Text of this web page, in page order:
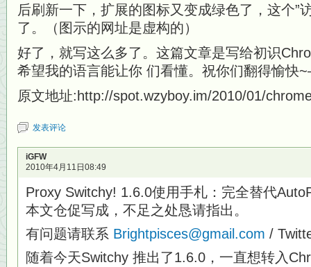
后刷新一下，扩展的图标又变成绿色了，这个”
了。（图示的网址是虚构的）
好了，就写这么多了。这篇文章是写给初识
希望我的语言能让你 们看懂。祝你们翻得愉快
原文地址:http://spot.wzyboy.im/2010/01/
发表评论
iGFW
2010年4月11日08:49
Proxy Switchy! 1.6.0使用手札：完全替代
本文仓促写成，不足之处恳请指出。
有问题请联系 Brightpisces@gmail.com /
随着今天Switchy 推出了1.6.0，一直想转入